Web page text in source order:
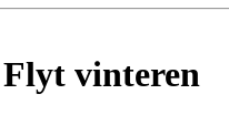
vinteren